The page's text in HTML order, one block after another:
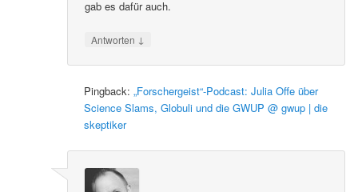
gab es dafür auch.
Antworten ↓
Pingback:„Forschergeist“-Podcast: Julia Offe über
Science Slams, Globuli und die GWUP @ gwup | die
skeptiker